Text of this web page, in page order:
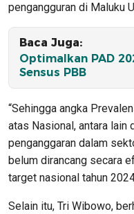
pengangguran di Maluku
Baca Juga:
Optimalkan PAD
Sensus PBB
“Sehingga angka
atas Nasional, antara lain
penganggaran dalam
belum dirancang secara
target nasional tahun
Selain itu, Tri Wibowo,